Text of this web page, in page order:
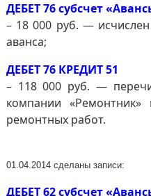
ДЕБЕТ 76 субсчет
– 18 000 руб. —
аванса;
ДЕБЕТ 76 КРЕДИТ 51
– 118 000 руб. —
компании
ремонтных работ.
01.04.2014 сделаны записи:
ДЕБЕТ 62 субсчет